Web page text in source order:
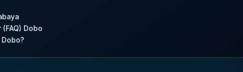
Dobo
Dobo?